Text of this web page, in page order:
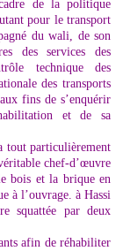
de la politique
pour le transport
du wali, de son
des services des
technique des
des transports
fins de s’enquérir
et de sa
tout particulièrement
chef-d’œuvre
bois et la brique en
à l’ouvrage. à Hassi
squattée par deux
afin de réhabiliter